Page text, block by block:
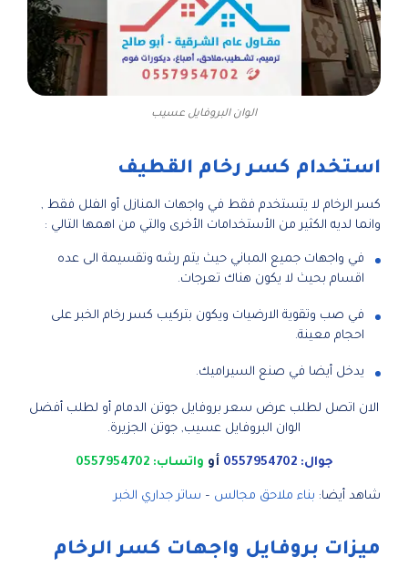
الوان البروفايل عسيب
استخدام كسر رخام القطيف
كسر الرخام لا يتستخدم فقط في واجهات المنازل أو الفلل فقط ,
وانما لديه الكثير من الأستخدامات الأخرى والتي من اهمها التالي :
في واجهات جميع المباني حيث يتم رشه وتقسيمة الى عده
اقسام بحيث لا يكون هناك تعرجات.
في صب وتقوية الارضيات ويكون بتركيب كسر رخام الخبر على
احجام معينة.
يدخل أيضا في صنع السيراميك.
الان اتصل لطلب عرض سعر بروفايل جوتن الدمام أو لطلب أفضل
الوان البروفايل عسيب, جوتن الجزيرة.
جوال: 0557954702 أو واتساب: 0557954702
شاهد أيضا: بناء ملاحق مجالس – ساتر جداري الخبر
ميزات بروفايل واجهات كسر الرخام